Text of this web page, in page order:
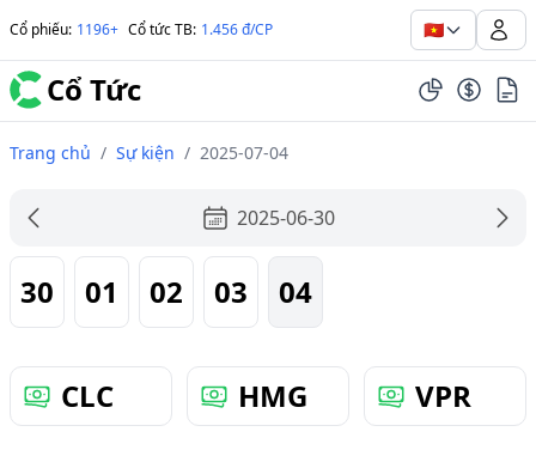
Cổ phiếu: 1196+ Cổ tức TB: 1.456 đ/CP 🇻🇳
Cổ Tức
Trang chủ / Sự kiện / 2025-07-04
2025-06-30
30 01 02 03 04
CLC HMG VPR